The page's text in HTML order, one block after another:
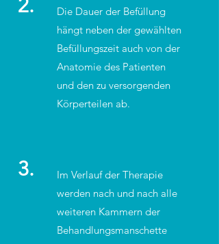
2.
Die Dauer der Befüllung
hängt neben der gewählten
Befüllungszeit auch von der
Anatomie des Patienten
und den zu versorgenden
Körperteilen ab.
3.
Im Verlauf der Therapie
werden nach und nach alle
weiteren Kammern der
Behandlungsmanschette